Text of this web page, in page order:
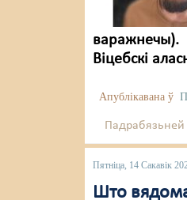
варажнечы).
Віцебскі
Апублікавана ў
Падрабязьней
Пятніца, 14 Сакавік
Што